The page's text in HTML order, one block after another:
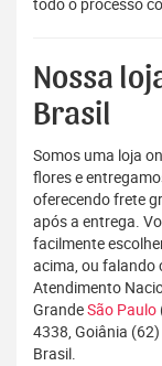
Nossa
Brasil
Somos uma loja
flores e
oferecendo frete
após a entrega.
facilmente
acima, ou falando
Atendimento
GrandeSão Paulo
4338, Goiânia
Brasil.